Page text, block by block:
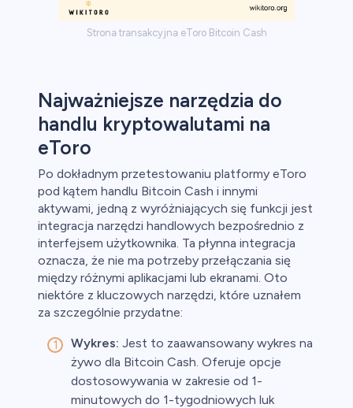
Strona transakcyjna eToro Bitcoin Cash
Najważniejsze narzędzia do
handlu kryptowalutami na
eToro
Po dokładnym przetestowaniu platformy eToro
pod kątem handlu Bitcoin Cash i innymi
aktywami, jedną z wyróżniających się funkcji jest
integracja narzędzi handlowych bezpośrednio z
interfejsem użytkownika. Ta płynna integracja
oznacza, że nie ma potrzeby przełączania się
między różnymi aplikacjami lub ekranami. Oto
niektóre z kluczowych narzędzi, które uznałem
za szczególnie przydatne:
Wykres: Jest to zaawansowany wykres na
żywo dla Bitcoin Cash. Oferuje opcje
dostosowywania w zakresie od 1-
minutowych do 1-tygodniowych luk